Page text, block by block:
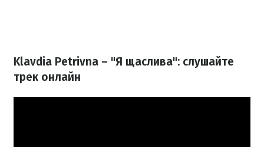
Klavdia Petrivna – "Я щаслива": слушайте
трек онлайн